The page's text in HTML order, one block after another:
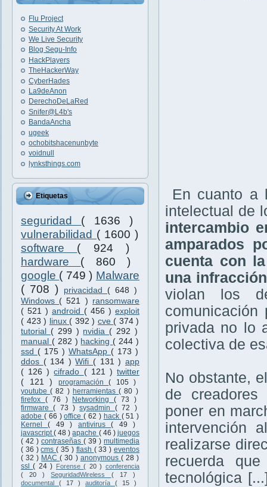
Flu Project
Security At Work
We Live Security
Blog Segu-Info
HackPlayers
TheHackerWay
CyberHades
La9deAnon
DerechoDeLaRed
Snifer@L4b's
BandaAncha
ugeek
ochobitshacenunbyte
voidnull
lynksthings.com
Etiquetas
seguridad ( 1636 )
vulnerabilidad ( 1600 )
software ( 924 )
hardware ( 860 )
google ( 749 ) Malware
( 708 )
privacidad ( 648 )
Windows ( 521 ) ransomware
( 521 ) android ( 456 ) exploit
( 423 ) linux ( 392 ) cve ( 374 )
tutorial ( 299 ) nvidia ( 292 )
manual ( 282 ) hacking ( 244 )
ssd ( 175 ) WhatsApp ( 173 )
ddos ( 134 )Wifi ( 131 ) app
( 126 )cifrado ( 121 )twitter
( 121 ) programación( 105 )
youtube( 82 ) herramientas( 80 )
firefox ( 76 ) Networking( 73 )
firmware( 73 )sysadmin ( 72 )
adobe ( 66 )office( 62 ) hack ( 51 )
Kernel( 49 ) antivirus( 49 )
javascript( 48 )apache ( 46 ) juegos
( 42 ) contraseñas ( 39 ) multimedia
( 36 )cms( 35 ) flash ( 33 )eventos
( 32 ) MAC( 30 ) anonymous ( 28 )
ssl( 24 ) Forense( 20 ) conferencia
( 20 )SeguridadWireless ( 17 )
documental ( 17 ) auditoría ( 15 )
En cuanto a
intelectual de
intercambio
amparados
cuenta con
una infracción
violan los
privada no lo
colectiva de
No obstante,
de creadores
poner en
intervención
realizarse
recuerda
tecnológica